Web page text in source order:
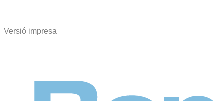
Versió impresa